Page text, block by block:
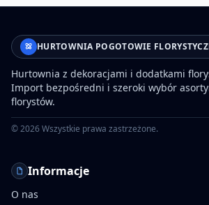
HURTOWNIA POGOTOWIE
Hurtownia z dekoracjami i dodatkami
Import bezpośredni i szeroki wybór
florystów.
©2026Wszystkie prawa zastrzeżone.
Informacje
O nas